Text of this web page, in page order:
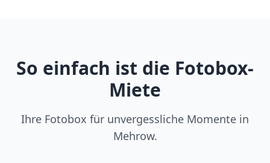
So einfach ist die Fotobox-
Miete
Ihre Fotobox für unvergessliche Momente in
Mehrow.